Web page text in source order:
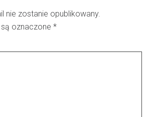
nie zostanie opublikowany.
oznaczone *